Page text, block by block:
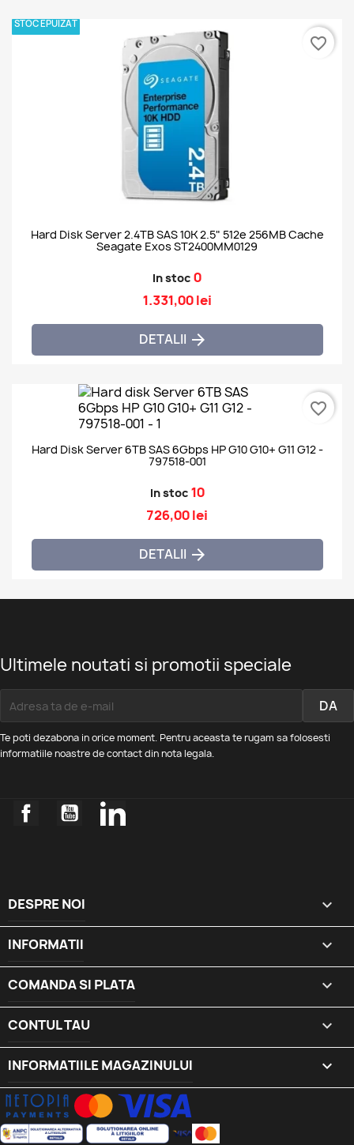
Hard Disk Server 2.4TB SAS 10K 2.5" 512e 256MB Cache
Seagate Exos ST2400MM0129
In stoc 0
1.331,00 lei
DETALII 
STOC EPUIZAT
favorite_border
Hard Disk Server 6TB SAS 6Gbps HP G10 G10+ G11 G12 -
797518-001
In stoc 10
726,00 lei
DETALII 
favorite_border
Ultimele noutati si promotii speciale
Te poti dezabona in orice moment. Pentru aceasta te rugam sa folosesti
informatiile noastre de contact din nota legala.
FacebookYouTubeLinkedIn
DESPRE NOI 
INFORMATII 
COMANDA SI PLATA 
CONTUL TAU 
INFORMATIILE MAGAZINULUI keyboard_arrow_down